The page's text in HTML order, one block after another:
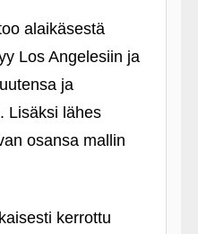
alaikäsestä
Los Angelesiin ja
ja
Lisäksi lähes
osansa mallin
kerrottu